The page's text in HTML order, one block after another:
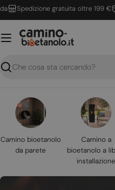
Vai
al
contenuto
Spedizione gratuita oltre 199 €
Ricerca
Camino bioetanolo
da parete
Camino a
bioetanolo a
installazione